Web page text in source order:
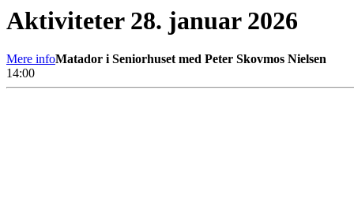
Aktiviteter 28. januar 2026
Mere infoMatador i Seniorhuset med Peter Skovmos Nielsen
14:00